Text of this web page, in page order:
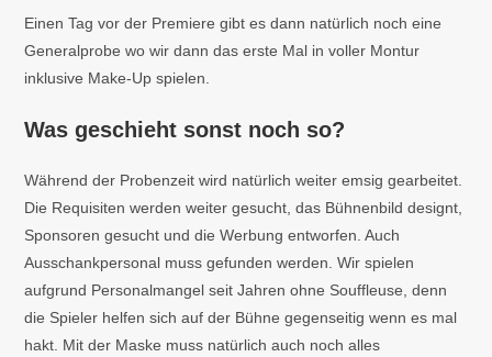
Einen Tag vor der Premiere gibt es dann natürlich noch eine
Generalprobe wo wir dann das erste Mal in voller Montur
inklusive Make-Up spielen.
Was geschieht sonst noch so?
Während der Probenzeit wird natürlich weiter emsig gearbeitet.
Die Requisiten werden weiter gesucht, das Bühnenbild designt,
Sponsoren gesucht und die Werbung entworfen. Auch
Ausschankpersonal muss gefunden werden. Wir spielen
aufgrund Personalmangel seit Jahren ohne Souffleuse, denn
die Spieler helfen sich auf der Bühne gegenseitig wenn es mal
hakt. Mit der Maske muss natürlich auch noch alles